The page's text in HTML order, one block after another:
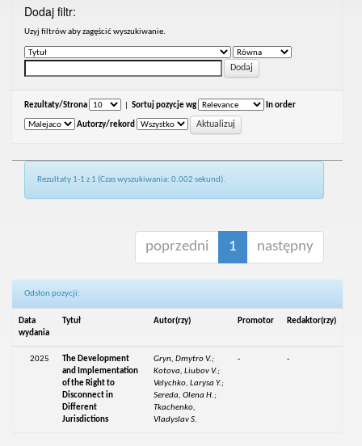
Dodaj filtr:
Uzyj filtrów aby zagęścić wyszukiwanie.
Rezultaty/Strona Sortuj pozycje wg In order
Autorzy/rekord
Rezultaty 1-1 z 1 (Czas wyszukiwania: 0.002 sekund).
poprzedni 1 następny
Odsłon pozycji:
Data
wydania
Tytuł Autor(rzy) Promotor Redaktor(rzy)
2025
The Development
and Implementation
of the Right to
Disconnect in
Different
Jurisdictions
Gryn, Dmytro V.;
Kotova, Liubov V.;
Velychko, Larysa Y.;
Sereda, Olena H.;
Tkachenko,
Vladyslav S.
- -